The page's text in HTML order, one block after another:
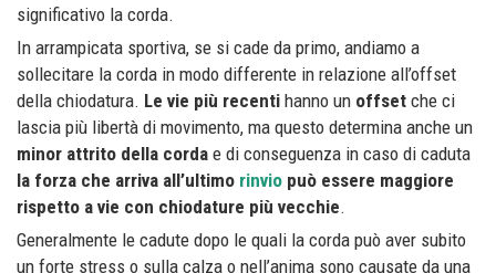
significativo la corda.
In arrampicata sportiva, se si cade da primo, andiamo a
sollecitare la corda in modo differente in relazione all’offset
della chiodatura. Le vie più recenti hanno un offset che ci
lascia più libertà di movimento, ma questo determina anche un
minor attrito della corda e di conseguenza in caso di caduta
la forza che arriva all’ultimo rinvio può essere maggiore
rispetto a vie con chiodature più vecchie.
Generalmente le cadute dopo le quali la corda può aver subito
un forte stress o sulla calza o nell’anima sono causate da una